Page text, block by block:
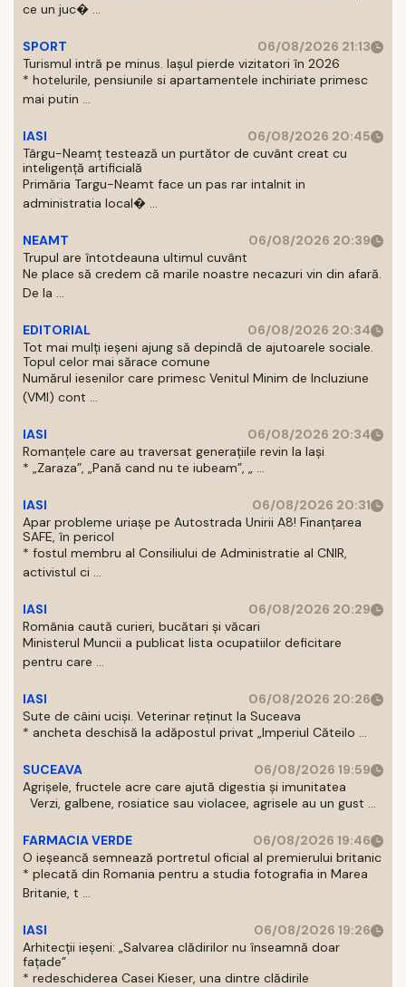
ce un juc� ...
SPORT
06/08/2026 21:13
Turismul intră pe minus. Iașul pierde vizitatori în 2026
* hotelurile, pensiunile si apartamentele inchiriate primesc
mai putin ...
IASI
06/08/2026 20:45
Târgu-Neamț testează un purtător de cuvânt creat cu
inteligență artificială
Primăria Targu-Neamt face un pas rar intalnit in
administratia local� ...
NEAMT
06/08/2026 20:39
Trupul are întotdeauna ultimul cuvânt
Ne place să credem că marile noastre necazuri vin din afară.
De la ...
EDITORIAL
06/08/2026 20:34
Tot mai mulți ieșeni ajung să depindă de ajutoarele sociale.
Topul celor mai sărace comune
Numărul iesenilor care primesc Venitul Minim de Incluziune
(VMI) cont ...
IASI
06/08/2026 20:34
Romanțele care au traversat generațiile revin la Iași
* „Zaraza”, „Pană cand nu te iubeam”, „ ...
IASI
06/08/2026 20:31
Apar probleme uriașe pe Autostrada Unirii A8! Finanțarea
SAFE, în pericol
* fostul membru al Consiliului de Administratie al CNIR,
activistul ci ...
IASI
06/08/2026 20:29
România caută curieri, bucătari și văcari
Ministerul Muncii a publicat lista ocupatiilor deficitare
pentru care ...
IASI
06/08/2026 20:26
Sute de câini uciși. Veterinar reținut la Suceava
* ancheta deschisă la adăpostul privat „Imperiul Căteilo ...
SUCEAVA
06/08/2026 19:59
Agrișele, fructele acre care ajută digestia și imunitatea
Verzi, galbene, rosiatice sau violacee, agrisele au un gust ...
FARMACIA VERDE
06/08/2026 19:46
O ieșeancă semnează portretul oficial al premierului britanic
* plecată din Romania pentru a studia fotografia in Marea
Britanie, t ...
IASI
06/08/2026 19:26
Arhitecții ieșeni: „Salvarea clădirilor nu înseamnă doar
fațade”
* redeschiderea Casei Kieser, una dintre clădirile